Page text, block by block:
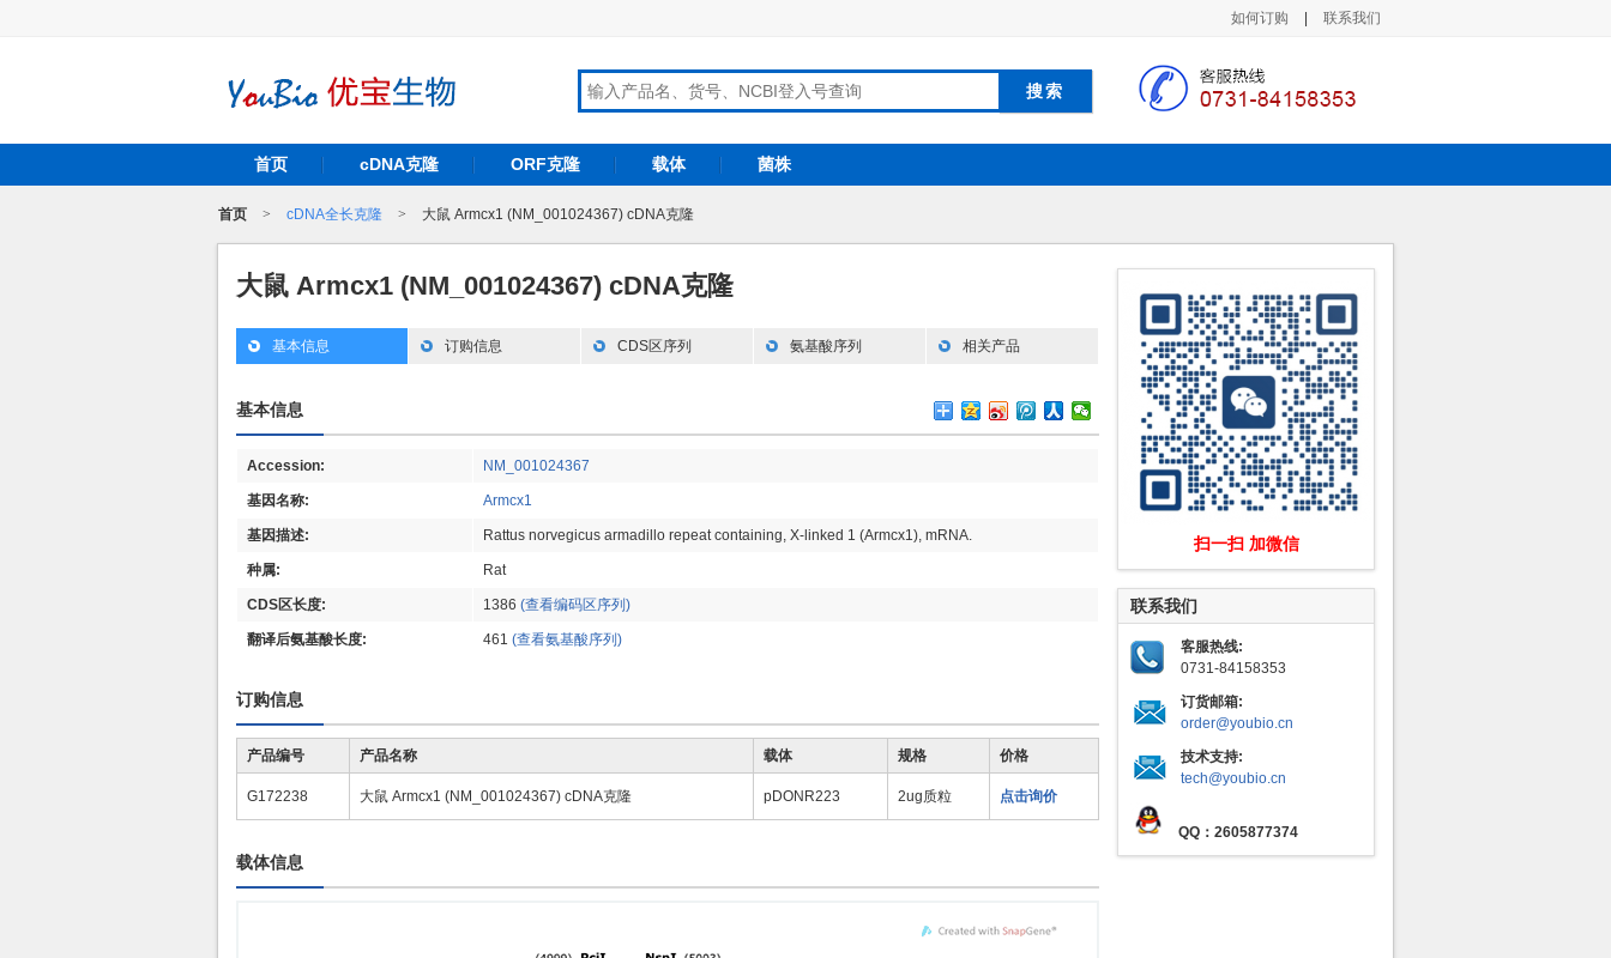
如何订购 联系我们
首页 cDNA克隆 ORF克隆 载体 菌株
首页 > cDNA全长克隆 > 大鼠 Armcx1 (NM_001024367) cDNA克隆
大鼠 Armcx1 (NM_001024367) cDNA克隆
基本信息 订购信息 CDS区序列 氨基酸序列 相关产品
基本信息
Accession: NM_001024367
基因名称: Armcx1
基因描述: Rattus norvegicus armadillo repeat containing, X-linked 1 (Armcx1), mRNA.
种属: Rat
CDS区长度: 1386 (查看编码区序列)
翻译后氨基酸长度: 461 (查看氨基酸序列)
订购信息
产品编号 产品名称 载体 规格 价格
G172238 大鼠 Armcx1 (NM_001024367) cDNA克隆 pDONR223 2ug质粒 点击询价
载体信息
扫一扫 加微信
联系我们
客服热线:
0731-84158353
订货邮箱:
order@youbio.cn
技术支持:
tech@youbio.cn
QQ：2605877374